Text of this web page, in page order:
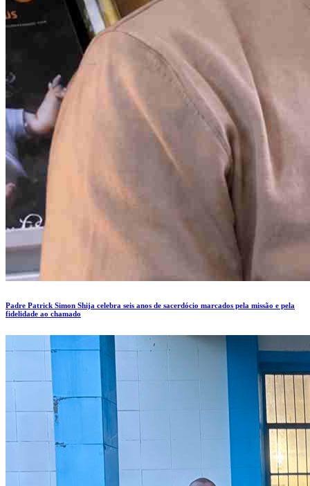
Padre Patrick Simon Shija celebra seis anos de sacerdócio marcados pela missão e pela
fidelidade ao chamado